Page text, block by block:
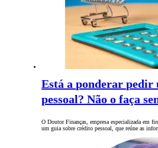
Está a ponderar pedir
pessoal? Não o faça
O Doutor Finanças, empresa especializada em
um guia sobre crédito pessoal, que reúne as